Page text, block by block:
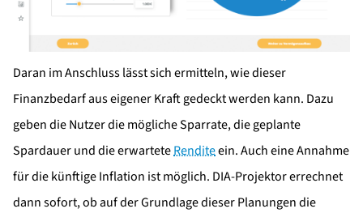
Daran im Anschluss lässt sich ermitteln, wie dieser
Finanzbedarf aus eigener Kraft gedeckt werden kann. Dazu
geben die Nutzer die mögliche Sparrate, die geplante
Spardauer und die erwarteteRenditeein. Auch eine Annahme
für die künftige Inflation ist möglich. DIA-Projektor errechnet
dann sofort, ob auf der Grundlage dieser Planungen die